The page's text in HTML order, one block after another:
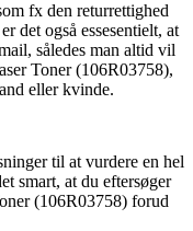
fx den returrettighed
det også essesentielt, at
således man altid vil
Toner (106R03758),
eller kvinde.
til at vurdere en hel
smart, at du eftersøger
(106R03758) forud